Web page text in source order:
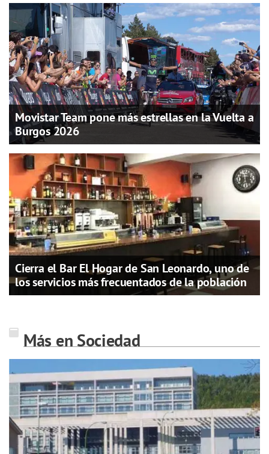
Movistar Team pone más estrellas en la Vuelta a
Burgos 2026
Cierra el Bar El Hogar de San Leonardo, uno de
los servicios más frecuentados de la población
Más en Sociedad